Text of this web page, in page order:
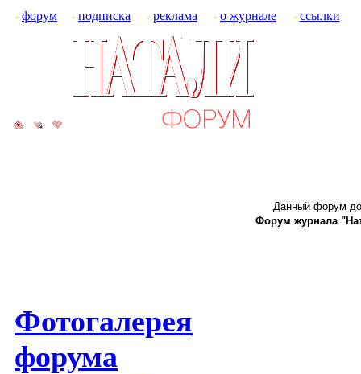
форум подписка реклама о журнале ссылки
Данный форум
Форум журнала
Фотогалерея
форума